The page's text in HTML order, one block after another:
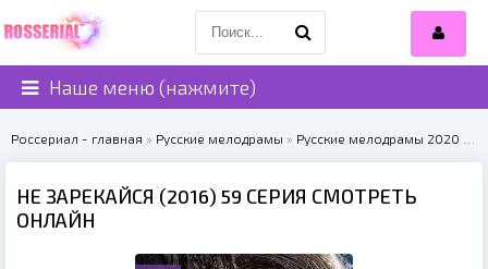
Наше меню (нажмите)
Россериал - главная » Русские мелодрамы » Русские мелодрамы 2020
НЕ ЗАРЕКАЙСЯ (2016) 59 СЕРИЯ СМОТРЕТЬ
ОНЛАЙН